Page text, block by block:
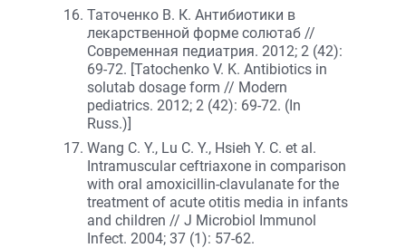
Таточенко В. К. Антибиотики в
лекарственной форме солютаб //
Современная педиатрия. 2012; 2 (42):
69-72. [Tatochenko V. K. Antibiotics in
solutab dosage form // Modern
pediatrics. 2012; 2 (42): 69-72. (In
Russ.)]
Wang C. Y., Lu C. Y., Hsieh Y. C. et al.
Intramuscular ceftriaxone in comparison
with oral amoxicillin-clavulanate for the
treatment of acute otitis media in infants
and children // J Microbiol Immunol
Infect. 2004; 37 (1): 57-62.